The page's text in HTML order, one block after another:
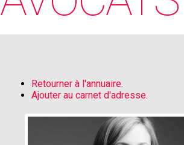
Retourner à l'annuaire.
Ajouter au carnet d'adresse.